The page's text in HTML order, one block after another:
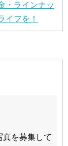
・ラインナッ
イフを！
真を募集して